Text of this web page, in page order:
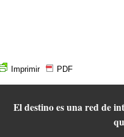
Imprimir PDF
El destino es una red de